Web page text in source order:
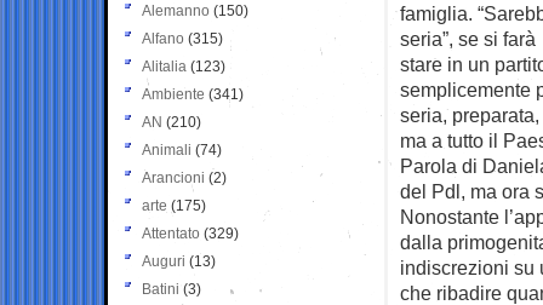
famiglia.
seria”, se si
stare in un
semplicemente
seria,
ma a tutto il
Parola di
del Pdl, ma ora
Nonostante
dalla
indiscrezioni su
che ribadire
Alemanno (150)
Alfano (315)
Alitalia (123)
Ambiente (341)
AN (210)
Animali (74)
Arancioni (2)
arte (175)
Attentato (329)
Auguri (13)
Batini (3)